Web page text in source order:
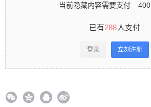
当前隐藏内容需要支付 400
已有288人支付
登录 立刻注册